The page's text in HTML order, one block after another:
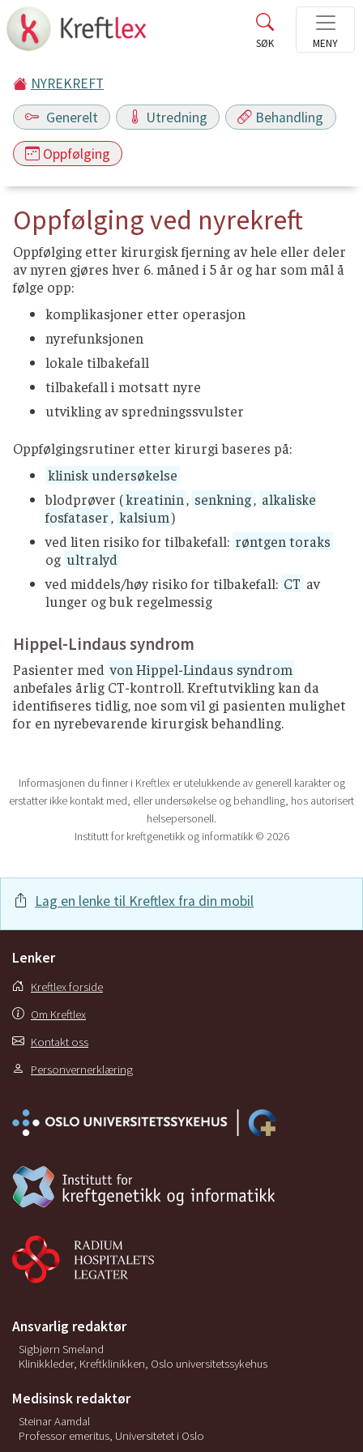
NYREKREFT
Generelt
Utredning Behandling
Oppfølging
Oppfølging ved nyrekreft
Oppfølging etter kirurgisk fjerning av hele eller deler
av nyren gjøres hver 6. måned i 5 år og har som mål å
følge opp:
komplikasjoner etter operasjon
nyrefunksjonen
lokale tilbakefall
tilbakefall i motsatt nyre
utvikling av spredningssvulster
Oppfølgingsrutiner etter kirurgi baseres på:
klinisk undersøkelse
blodprøver (kreatinin, senkning, alkaliske
fosfataser, kalsium)
ved liten risiko for tilbakefall: røntgen toraks
og ultralyd
ved middels/høy risiko for tilbakefall: CT av
lunger og buk regelmessig
Hippel-Lindaus syndrom
Pasienter med von Hippel-Lindaus syndrom
anbefales årlig CT-kontroll. Kreftutvikling kan da
identifiseres tidlig, noe som vil gi pasienten mulighet
for en nyrebevarende kirurgisk behandling.
Informasjonen du finner i Kreftlex er utelukkende av generell karakter og
erstatter ikke kontakt med, eller undersøkelse og behandling, hos autorisert
helsepersonell.
Institutt for kreftgenetikk og informatikk © 2026
Lag en lenke til Kreftlex fra din mobil
Lenker
Kreftlex forside
Om Kreftlex
Kontakt oss
Personvernerklæring
Ansvarlig redaktør
Sigbjørn Smeland
Klinikkleder, Kreftklinikken, Oslo universitetssykehus
Medisinsk redaktør
Steinar Aamdal
Professor emeritus, Universitetet i Oslo